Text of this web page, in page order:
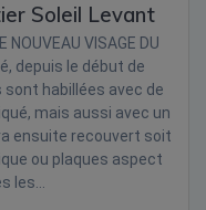
Soleil Levant
VISAGE DU
depuis le début de
sont habillées avec de
mais aussi avec un
ensuite recouvert soit
ou plaques aspect
les…